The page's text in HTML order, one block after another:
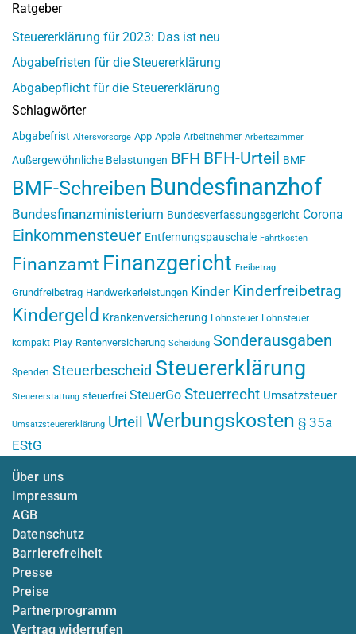
Ratgeber
Steuererklärung für 2023: Das ist neu
Abgabefristen für die Steuererklärung
Abgabepflicht für die Steuererklärung
Schlagwörter
Abgabefrist Altersvorsorge App Apple Arbeitnehmer Arbeitszimmer
Außergewöhnliche Belastungen BFH BFH-Urteil BMF
BMF-Schreiben Bundesfinanzhof
Bundesfinanzministerium Bundesverfassungsgericht Corona
Einkommensteuer Entfernungspauschale Fahrtkosten
Finanzamt Finanzgericht Freibetrag
Grundfreibetrag Handwerkerleistungen Kinder Kinderfreibetrag
Kindergeld Krankenversicherung Lohnsteuer Lohnsteuer
kompakt Play Rentenversicherung Scheidung Sonderausgaben
Spenden Steuerbescheid Steuererklärung
Steuererstattung steuerfrei SteuerGo Steuerrecht Umsatzsteuer
Umsatzsteuererklärung Urteil Werbungskosten § 35a
EStG
Über uns
Impressum
AGB
Datenschutz
Barrierefreiheit
Presse
Preise
Partnerprogramm
Vertrag widerrufen